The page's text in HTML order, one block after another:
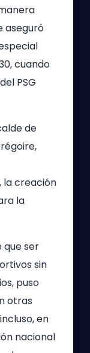
aseguró
cuando
PSG
de
la creación
la
que ser
sin
puso
otras
en
nacional